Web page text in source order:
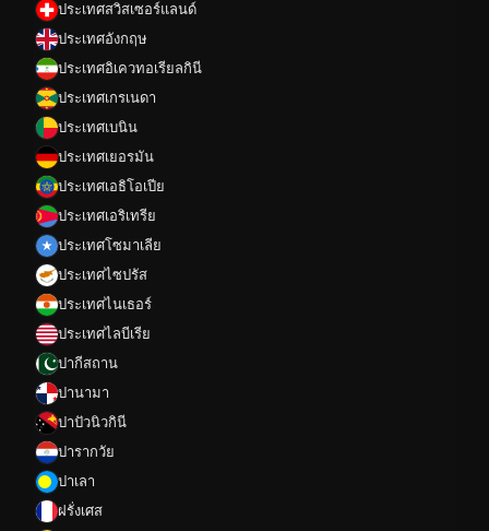
ประเทศสวิสเซอร์แลนด์
ประเทศอังกฤษ
ประเทศอิเควทอเรียลกินี
ประเทศเกรเนดา
ประเทศเบนิน
ประเทศเยอรมัน
ประเทศเอธิโอเปีย
ประเทศเอริเทรีย
ประเทศโซมาเลีย
ประเทศไซปรัส
ประเทศไนเธอร์
ประเทศไลบีเรีย
ปากีสถาน
ปานามา
ปาปัวนิวกินี
ปารากวัย
ปาเลา
ฝรั่งเศส